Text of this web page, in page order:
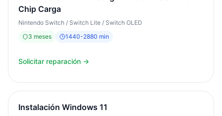
Chip Carga
Nintendo Switch / Switch Lite / Switch OLED
3 meses 1440-2880 min
Solicitar reparación →
Instalación Windows 11